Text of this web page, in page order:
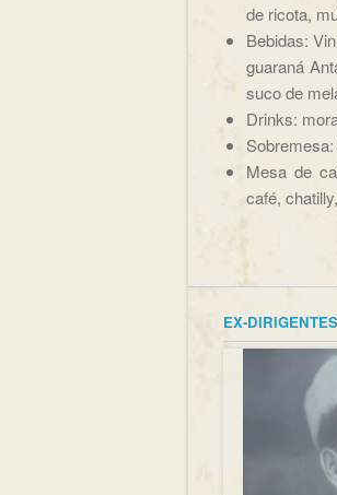
de ricota,
Bebidas:
guaraná
suco de
Drinks:
Mesa de
café,
EX-DIRIGENTES